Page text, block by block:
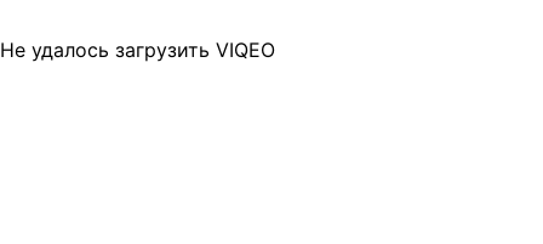
Не удалось загрузить VIQEO